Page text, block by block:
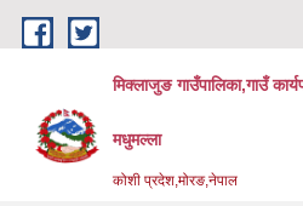
Skip to main content
मिक्लाजुङ गाउँपालिका,गाउँ
मधुमल्ला
कोशी प्रदेश,मोरङ,नेपाल